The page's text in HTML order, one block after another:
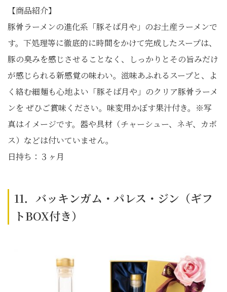
【商品紹介】
豚骨ラーメンの進化系「豚そば月や」のお土産ラーメンで
す。下処理等に徹底的に時間をかけて完成したスープは、
豚の臭みを感じさせることなく、しっかりとその旨みだけ
が感じられる新感覚の味わい。滋味あふれるスープと、よ
く絡む細麺も心地よい「豚そば月や」のクリア豚骨ラーメ
ンを ぜひご賞味ください。味変用かぼす果汁付き。※写
真はイメージです。器や具材（チャーシュー、ネギ、カボ
ス）などは付いていません。
日持ち：３ヶ月
11．バッキンガム・パレス・ジン（ギフ
トBOX付き）